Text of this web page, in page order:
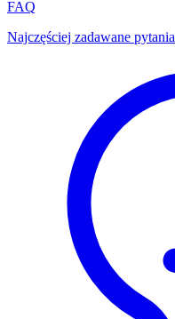
FAQ
Najczęściej zadawane pytania